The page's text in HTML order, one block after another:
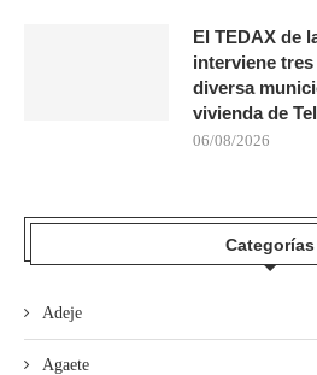
El TEDAX de
interviene
diversa
vivienda de
06/08/2026
Categorías
Adeje
Agaete